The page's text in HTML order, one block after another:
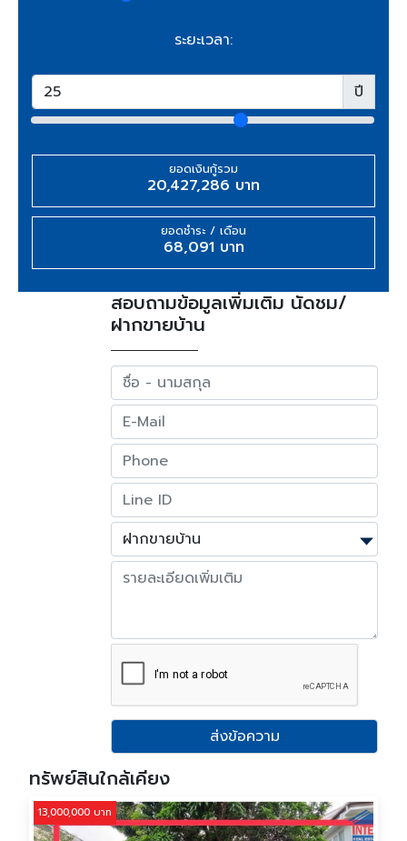
ระยะเวลา:
ปี
ยอดเงินกู้รวม
20,427,286 บาท
ยอดชำระ / เดือน
68,091 บาท
สอบถามข้อมูลเพิ่มเติม นัดชม/
ฝากขายบ้าน
ส่งข้อความ
ทรัพย์สินใกล้เคียง
13,000,000 บาท